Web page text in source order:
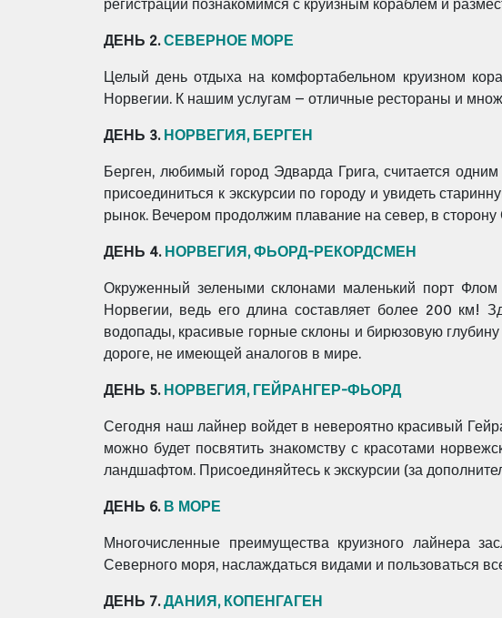
регистрации познакомимся с круизным кораблем и
ДЕНЬ 2.СЕВЕРНОЕ МОРЕ
Целый день отдыха на комфортабельном круизном
Норвегии. К нашим услугам – отличные рестораны и
ДЕНЬ 3. НОРВЕГИЯ, БЕРГЕН
Берген, любимый город Эдварда Грига, считается
присоединиться к экскурсии по городу и увидеть
рынок. Вечером продолжим плавание на север, в
ДЕНЬ 4. НОРВЕГИЯ, ФЬОРД-РЕКОРДСМЕН
Окруженный зелеными склонами маленький порт
Норвегии, ведь его длина составляет более 200 км!
водопады, красивые горные склоны и бирюзовую
дороге, не имеющей аналогов в мире.
ДЕНЬ 5. НОРВЕГИЯ, ГЕЙРАНГЕР-ФЬОРД
Сегодня наш лайнер войдет в невероятно красивый
можно будет посвятить знакомству с красотами
ландшафтом. Присоединяйтесь к экскурсии (за
ДЕНЬ 6. В МОРЕ
Многочисленные преимущества круизного лайнера
Северного моря, наслаждаться видами и пользоваться
ДЕНЬ 7.ДАНИЯ, КОПЕНГАГЕН